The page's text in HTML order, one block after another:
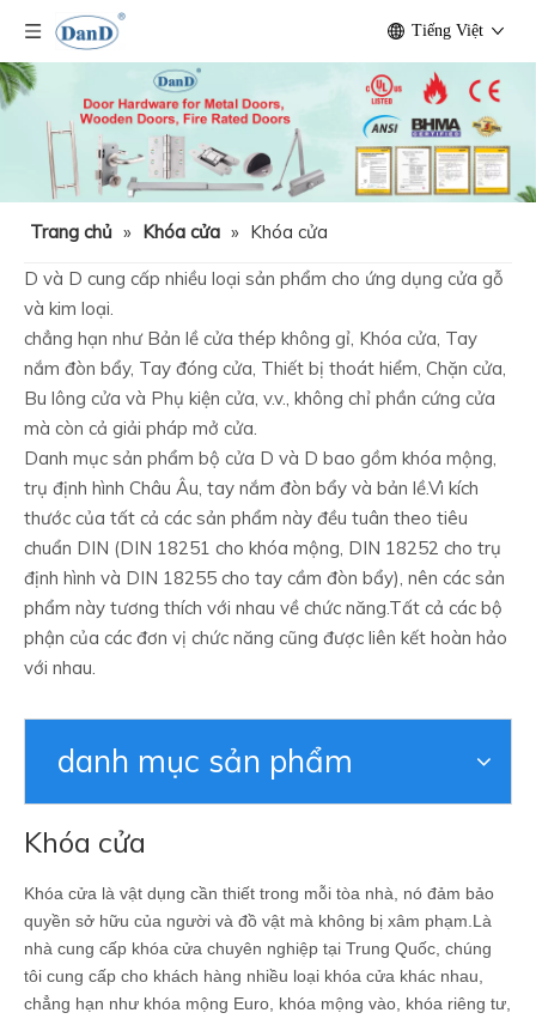
Tiếng Việt
Trang chủ » Khóa cửa » Khóa cửa
D và D cung cấp nhiều loại sản phẩm cho ứng dụng cửa gỗ
và kim loại.
chẳng hạn như Bản lề cửa thép không gỉ, Khóa cửa, Tay
nắm đòn bẩy, Tay đóng cửa, Thiết bị thoát hiểm, Chặn cửa,
Bu lông cửa và Phụ kiện cửa, v.v., không chỉ phần cứng cửa
mà còn cả giải pháp mở cửa.
Danh mục sản phẩm bộ cửa D và D bao gồm khóa mộng,
trụ định hình Châu Âu, tay nắm đòn bẩy và bản lề.Vì kích
thước của tất cả các sản phẩm này đều tuân theo tiêu
chuẩn DIN (DIN 18251 cho khóa mộng, DIN 18252 cho trụ
định hình và DIN 18255 cho tay cầm đòn bẩy), nên các sản
phẩm này tương thích với nhau về chức năng.Tất cả các bộ
phận của các đơn vị chức năng cũng được liên kết hoàn hảo
với nhau.
danh mục sản phẩm
Khóa cửa
Khóa cửa là vật dụng cần thiết trong mỗi tòa nhà, nó đảm bảo
quyền sở hữu của người và đồ vật mà không bị xâm phạm.Là
nhà cung cấp khóa cửa chuyên nghiệp tại Trung Quốc, chúng
tôi cung cấp cho khách hàng nhiều loại khóa cửa khác nhau,
chẳng hạn như khóa mộng Euro, khóa mộng vào, khóa riêng tư,